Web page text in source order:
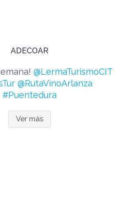
ADECOAR
@LermaTurismoCIT
@RutaVinoArlanza
#Puentedura
Ver más